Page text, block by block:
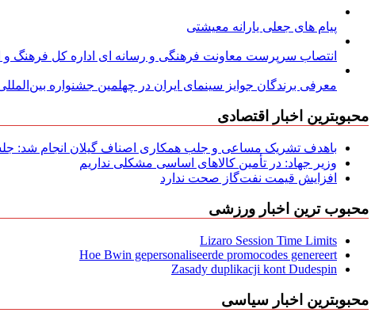
پیام های جعلی یارانه معیشتی
انتصاب سرپرست معاونت فرهنگی و رسانه ای اداره کل فرهنگ و
معرفی برندگان جوایز سینمای ایران در چهلمین جشنواره
محبوبترین اخبار اقتصادی
باهدف تشریک مساعی و جلب همکاری اصناف گیلان انجام شد:
وزیر جهاد: در تأمین کالاهای اساسی مشکلی نداریم
افزایش قیمت نفت‌گاز صحت ندارد
محبوب ترین اخبار ورزشی
Lizaro Session Time Limits
Hoe Bwin gepersonaliseerde promocodes genereert
Zasady duplikacji kont Dudespin
محبوبترین اخبار سیاسی